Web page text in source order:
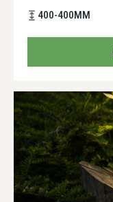
400-400MM